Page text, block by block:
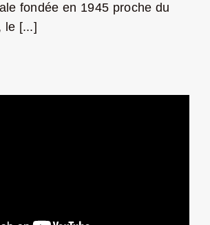
fondée en 1945 proche du
le [...]